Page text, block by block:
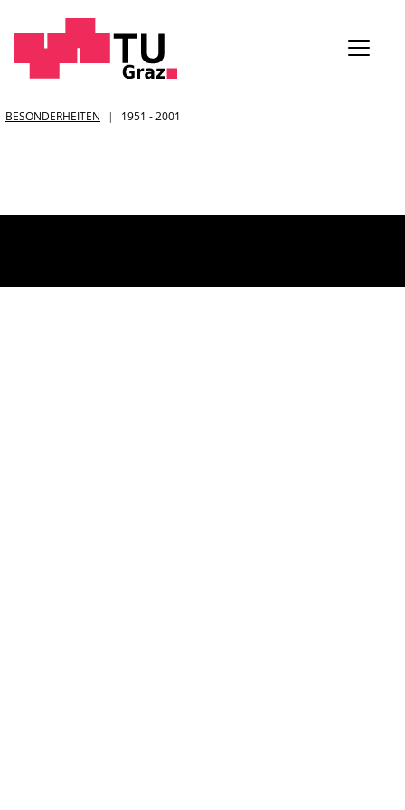
Sie
BESONDERHEITEN 1951 - 2001